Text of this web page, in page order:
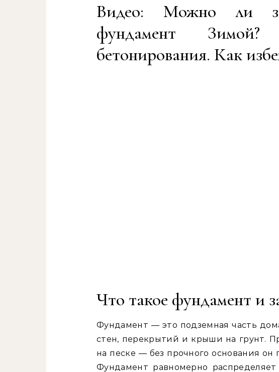
Видео: Можно ли
фундамент
бетонирования. Как
Что такое фундамент и
Фундамент — это подземная часть
стен, перекрытий и крыши на грунт.
на песке — без прочного основания он
Фундамент равномерно